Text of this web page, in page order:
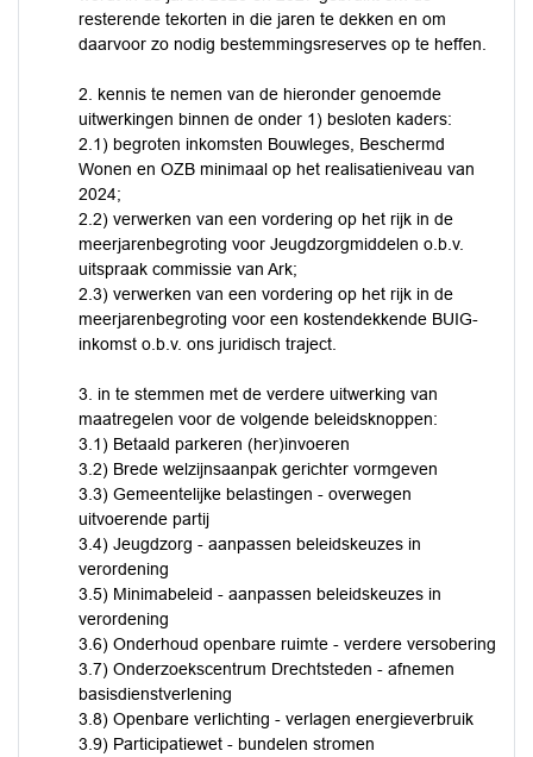
resterende tekorten in die jaren te dekken en om
daarvoor zo nodig bestemmingsreserves op te heffen.
2. kennis te nemen van de hieronder genoemde
uitwerkingen binnen de onder 1) besloten kaders:
2.1) begroten inkomsten Bouwleges, Beschermd
Wonen en OZB minimaal op het realisatieniveau van
2024;
2.2) verwerken van een vordering op het rijk in de
meerjarenbegroting voor Jeugdzorgmiddelen o.b.v.
uitspraak commissie van Ark;
2.3) verwerken van een vordering op het rijk in de
meerjarenbegroting voor een kostendekkende BUIG-
inkomst o.b.v. ons juridisch traject.
3. in te stemmen met de verdere uitwerking van
maatregelen voor de volgende beleidsknoppen:
3.1) Betaald parkeren (her)invoeren
3.2) Brede welzijnsaanpak gerichter vormgeven
3.3) Gemeentelijke belastingen - overwegen
uitvoerende partij
3.4) Jeugdzorg - aanpassen beleidskeuzes in
verordening
3.5) Minimabeleid - aanpassen beleidskeuzes in
verordening
3.6) Onderhoud openbare ruimte - verdere versobering
3.7) Onderzoekscentrum Drechtsteden - afnemen
basisdienstverlening
3.8) Openbare verlichting - verlagen energieverbruik
3.9) Participatiewet - bundelen stromen